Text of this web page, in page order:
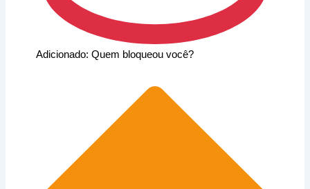
Adicionado: Quem bloqueou você?